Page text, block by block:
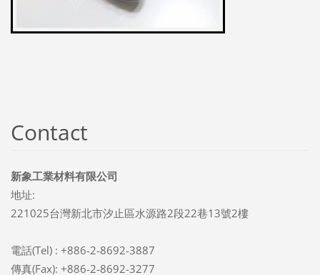
Contact
新象工業材料有限公司
地址:
221025台灣新北市汐止區水源路2段22巷13號2樓
電話(Tel) : +886-2-8692-3887
傳真(Fax): +886-2-8692-3277